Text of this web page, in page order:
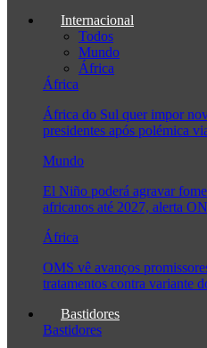
Internacional
Todos
Mundo
África
África
África do Sul quer impor
presidentes após polémica
Mundo
El Niño poderá agravar
africanos até 2027, alerta
África
OMS vê avanços
tratamentos contra variante
Bastidores
Bastidores